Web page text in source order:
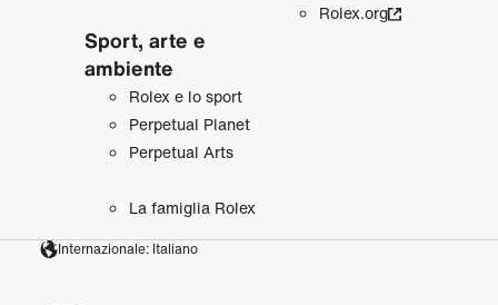
Sport, arte e
ambiente
Rolex e lo sport
Perpetual Planet
Perpetual Arts
La famiglia Rolex
Rolex.org
Internazionale: Italiano